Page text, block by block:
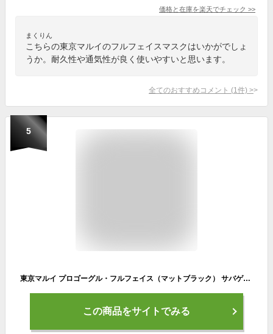
価格と在庫を楽天でチェック >>
まくりん
こちらの東京マルイのフルフェイスマスクはいかがでしょ
うか。耐久性や通気性が良く使いやすいと思います。
全てのおすすめコメント (1 件) >
5
東京マルイ プロゴーグル・フルフェイス（マットブラック） サバゲー ゴーグル 保護 エアガン ガスガン 電動ガン モデルガン 怪我 ガード 装備 フルフェイス メガネ サングラス 痛い レンジャー コヨーテ ブラウン 迷彩 グリーン
この商品をサイトでみる